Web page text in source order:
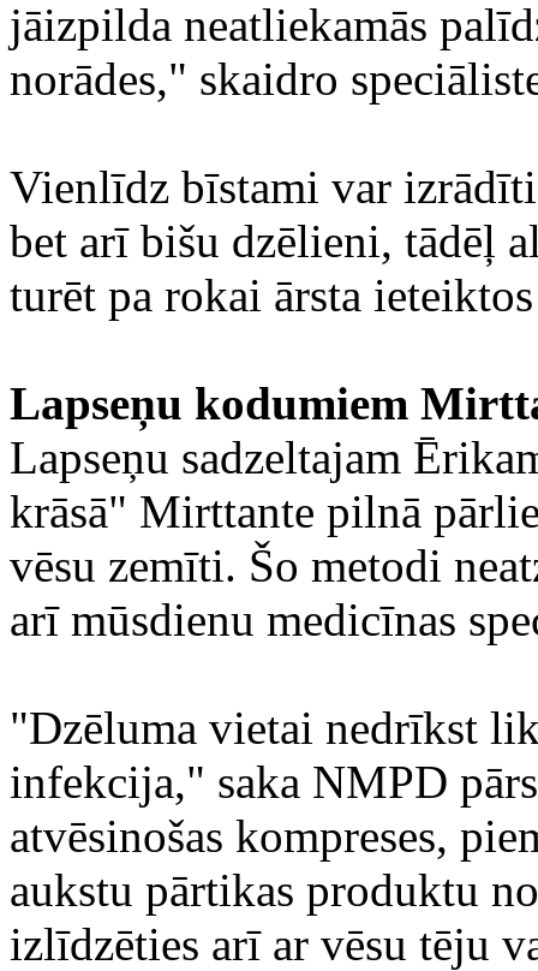
jāizpilda neatliekamās
norādes," skaidro
Vienlīdz bīstami var
bet arī bišu dzēlieni, tādēļ
turēt pa rokai ārsta
Lapseņu kodumiem
Lapseņu sadzeltajam
krāsā" Mirttante pilnā
vēsu zemīti. Šo metodi
arī mūsdienu medicīnas
"Dzēluma vietai nedrīkst
infekcija," saka NMPD
atvēsinošas kompreses,
aukstu pārtikas produktu
izlīdzēties arī ar vēsu tēju